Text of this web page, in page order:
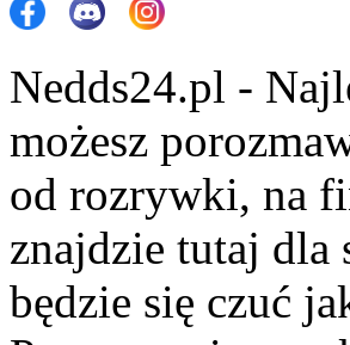
Nedds24.pl -
możesz
od rozrywki, na
znajdzie tutaj
będzie się czuć